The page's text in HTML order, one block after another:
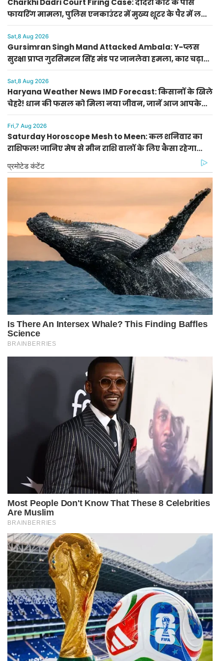
Charkhi Dadri Court Firing Case: दादरी कोर्ट के पास
फायरिंग मामला, पुलिस एनकाउंटर में मुख्य शूटर के पैर में लगी
गोली; 3 गिरफ्तार
Sat,8 Aug 2026
Gursimran Singh Mand Attacked Ambala: Y-प्लस
सुरक्षा प्राप्त गुरसिमरन सिंह मंड पर जानलेवा हमला, कार चढ़ाने
और गाली-गलौज के आरोप
Sat,8 Aug 2026
Haryana Weather News IMD Forecast: किसानों के खिले
चेहरे! धान की फसल को मिला नया जीवन, जानें आज आपके
जिले का मौसम
Fri,7 Aug 2026
Saturday Horoscope Mesh to Meen: कल शनिवार का
राशिफल! जानिए मेष से मीन राशि वालों के लिए कैसा रहेगा
दिन, किसे मिलेगा आर्थिक लाभ